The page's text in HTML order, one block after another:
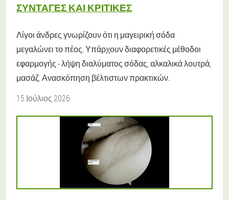
ΣΥΝΤΑΓΈΣ ΚΑΙ ΚΡΙΤΙΚΈΣ
Λίγοι άνδρες γνωρίζουν ότι η μαγειρική σόδα
μεγαλώνει το πέος. Υπάρχουν διαφορετικές μέθοδοι
εφαρμογής - λήψη διαλύματος σόδας, αλκαλικά λουτρά,
μασάζ. Ανασκόπηση βέλτιστων πρακτικών.
15 Ιούλιος 2026